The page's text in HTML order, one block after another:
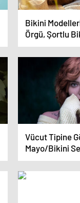
Bikini
Örgü, Şortlu
Modelleri
Vücut Tipine
Mayo/Bikini